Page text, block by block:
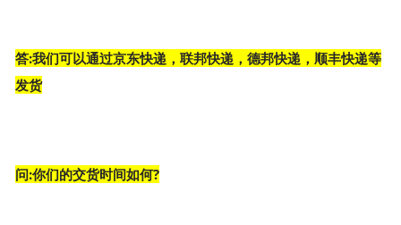
答:我们可以通过京东快递，联邦快递，德邦快递，顺丰快递等
发货
问:你们的交货时间如何?